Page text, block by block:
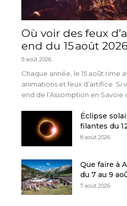
Où voir des feux
end du 15 août
9 août 2026
Chaque année, le 15 août rime
animations et feux d’artifice. Si
end de l’Assomption en Savoie
Éclipse
filantes du
8 août 2026
Que faire à
du 7 au 9
7 août 2026